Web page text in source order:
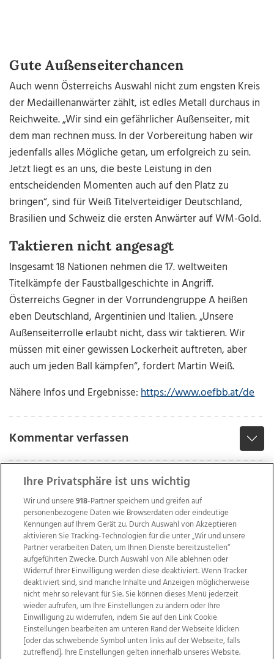
Gute Außenseiterchancen
Auch wenn Österreichs Auswahl nicht zum engsten Kreis
der Medaillenanwärter zählt, ist edles Metall durchaus in
Reichweite. „Wir sind ein gefährlicher Außenseiter, mit
dem man rechnen muss. In der Vorbereitung haben wir
jedenfalls alles Mögliche getan, um erfolgreich zu sein.
Jetzt liegt es an uns, die beste Leistung in den
entscheidenden Momenten auch auf den Platz zu
bringen“, sind für Weiß Titelverteidiger Deutschland,
Brasilien und Schweiz die ersten Anwärter auf WM-Gold.
Taktieren nicht angesagt
Insgesamt 18 Nationen nehmen die 17. weltweiten
Titelkämpfe der Faustballgeschichte in Angriff.
Österreichs Gegner in der Vorrundengruppe A heißen
eben Deutschland, Argentinien und Italien. „Unsere
Außenseiterrolle erlaubt nicht, dass wir taktieren. Wir
müssen mit einer gewissen Lockerheit auftreten, aber
auch um jeden Ball kämpfen“, fordert Martin Weiß.
Nähere Infos und Ergebnisse:https://www.oefbb.at/de
Kommentar verfassen
Wir über uns Mediadaten Kontakt
Jobs
Datenschutz
Impressum
AGB Anzeigekunden
Ihre Privatsphäre ist uns wichtig
Wir und unsere918-Partner speichern und greifen auf
personenbezogene Daten wie Browserdaten oder eindeutige
Kennungen auf Ihrem Gerät zu. Durch Auswahl von Akzeptieren
aktivieren Sie Tracking-Technologien für die unter „Wir und unsere
Partner verarbeiten Daten, um Ihnen Dienste bereitzustellen“
aufgeführten Zwecke. Durch Auswahl von Alle ablehnen oder
Widerruf Ihrer Einwilligung werden diese deaktiviert. Wenn Tracker
deaktiviert sind, sind manche Inhalte und Anzeigen möglicherweise
nicht mehr so relevant für Sie. Sie können dieses Menü jederzeit
wieder aufrufen, um Ihre Einstellungen zu ändern oder Ihre
Einwilligung zu widerrufen, indem Sie auf den Link Cookie
Einstellungen bearbeiten am unteren Rand der Webseite klicken
[oder das schwebende Symbol unten links auf der Webseite, falls
zutreffend]. Ihre Einstellungen gelten innerhalb unseres Website.